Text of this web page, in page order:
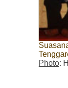
Photo: